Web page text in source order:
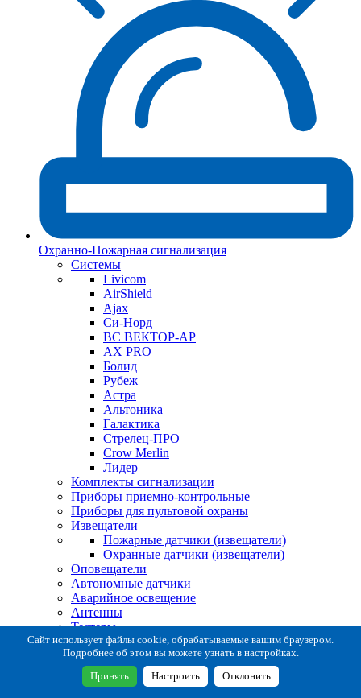
Охранно-Пожарная сигнализация
Системы
Livicom
AirShield
Ajax
Си-Норд
ВС ВЕКТОР-АР
AX PRO
Болид
Рубеж
Астра
Альтоника
Галактика
Стрелец-ПРО
Crow Merlin
Лидер
Комплекты сигнализации
Приборы приемно-контрольные
Приборы для пультовой охраны
Извещатели
Пожарные датчики (извещатели)
Охранные датчики (извещатели)
Оповещатели
Автономные датчики
Аварийное освещение
Антенны
Тестеры
Система сбора извещений
Расходные и монтажные материалы
Коробки коммутационные
Кронштейны для извещателей
Сайт использует файлы cookie, обрабатываемые вашим браузером.
Подробнее об этом вы можете узнать в настройках.
Принять Настроить Отклонить